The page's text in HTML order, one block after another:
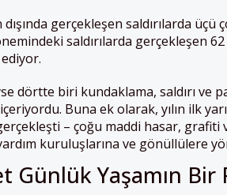
gerçekleşen saldırılarda üçü
saldırılarda gerçekleşen
dörtte biri kundaklama, saldırı ve
Buna ek olarak, yılın ilk
– çoğu maddi hasar, grafiti
kuruluşlarına ve gönüllülere
Günlük Yaşamın Bir